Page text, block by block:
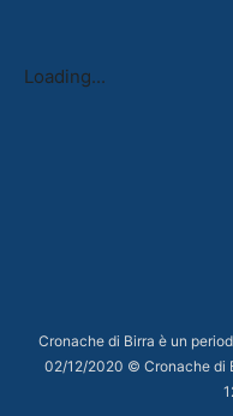
Loading...
Cronache di Birra è un
02/12/2020 © Cronache di